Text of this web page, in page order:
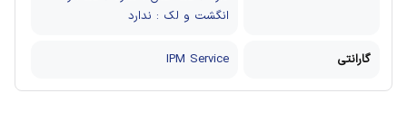
انگشت و لک : ندارد
گارانتی IPM Service